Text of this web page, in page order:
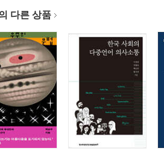
다른 상품